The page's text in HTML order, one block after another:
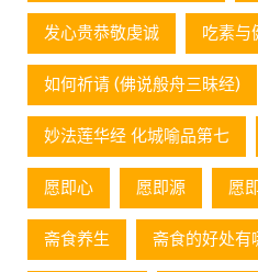
发心贵恭敬虔诚 吃素与
如何祈请 (佛说般舟三昧经)
妙法莲华经 化城喻品第七
愿即心 愿即源 愿
斋食养生 斋食的好处有